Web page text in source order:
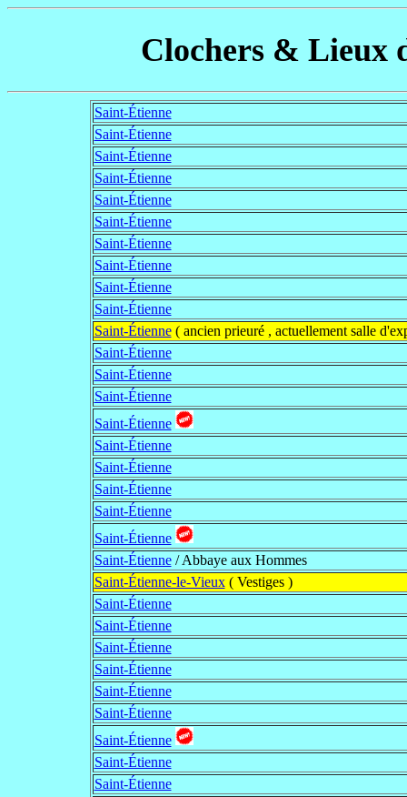
Clochers & Lieux
Saint-Étienne
Saint-Étienne
Saint-Étienne
Saint-Étienne
Saint-Étienne
Saint-Étienne
Saint-Étienne
Saint-Étienne
Saint-Étienne
Saint-Étienne
Saint-Étienne( ancien prieuré , actuellement salle
Saint-Étienne
Saint-Étienne
Saint-Étienne
Saint-Étienne
Saint-Étienne
Saint-Étienne
Saint-Étienne
Saint-Étienne
Saint-Étienne
Saint-Étienne/ Abbaye aux Hommes
Saint-Étienne-le-Vieux( Vestiges )
Saint-Étienne
Saint-Étienne
Saint-Étienne
Saint-Étienne
Saint-Étienne
Saint-Étienne
Saint-Étienne
Saint-Étienne
Saint-Étienne